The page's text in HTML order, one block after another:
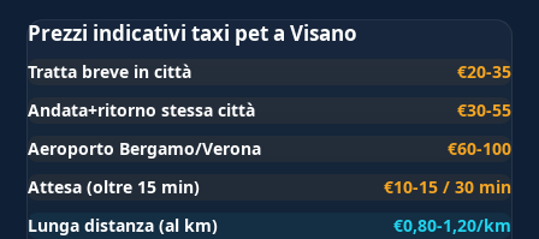
Prezzi indicativi taxi pet a Visano
Tratta breve in città
€20-35
Andata+ritorno stessa città
€30-55
Aeroporto Bergamo/Verona
€60-100
Attesa (oltre 15 min)
€10-15 / 30 min
Lunga distanza (al km)
€0,80-1,20/km